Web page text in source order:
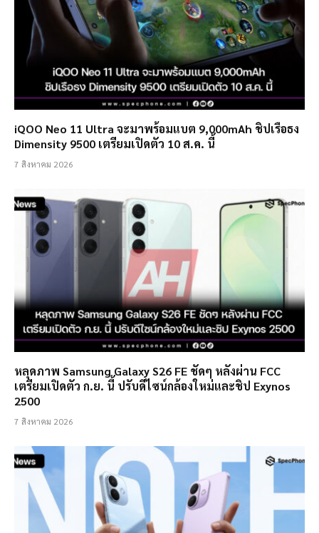
iQOO Neo 11 Ultra จะมาพร้อมแบต 9,000mAh ชิปเรือธง
Dimensity 9500 เตรียมเปิดตัว 10 ส.ค. นี้
7 สิงหาคม 2026
หลุดภาพ Samsung Galaxy S26 FE ชัดๆ หลังผ่าน FCC
เตรียมเปิดตัว ก.ย. นี้ ปรับดีไซน์กล้องใหม่และชิป Exynos
2500
7 สิงหาคม 2026